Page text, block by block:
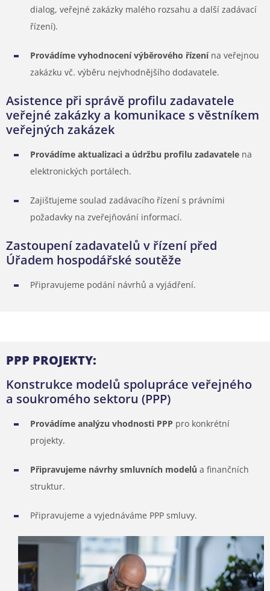
dialog, veřejné zakázky malého rozsahu a další zadávací
řízení).
Provádíme vyhodnocení výběrového řízenína veřejnou
zakázku vč. výběru nejvhodnějšího dodavatele.
Asistence při správě profilu zadavatele
veřejné zakázky a komunikace s věstníkem
veřejných zakázek
Provádíme aktualizaci a údržbu profilu zadavatele na
elektronických portálech.
Zajišťujeme soulad zadávacího řízení s právními
požadavky na zveřejňování informací.
Zastoupení zadavatelů v řízení před
Úřadem hospodářské soutěže
Připravujeme podání návrhů a vyjádření.
PPP PROJEKTY:
Konstrukce modelů spolupráce veřejného
a soukromého sektoru (PPP)
Provádíme analýzu vhodnosti PPP pro konkrétní
projekty.
Připravujeme návrhy smluvních modelů a finančních
struktur.
Připravujeme a vyjednáváme PPP smluvy.